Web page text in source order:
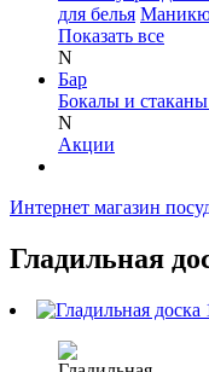
для белья
Показать все
N
Бар
Бокалы и
N
Акции
Интернет магазин
Гладильная